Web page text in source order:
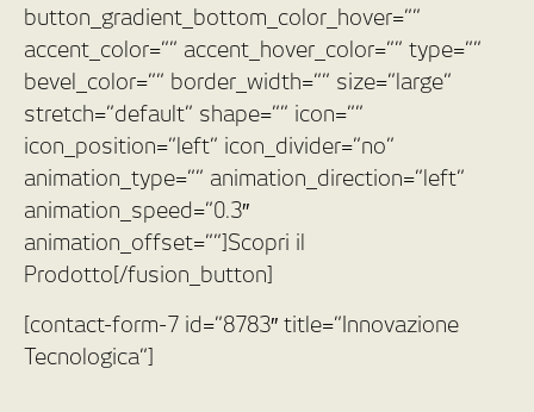
button_gradient_bottom_color_hover=””
accent_color=”” accent_hover_color=”” type=””
bevel_color=”” border_width=”” size=”large”
stretch=”default” shape=”” icon=””
icon_position=”left” icon_divider=”no”
animation_type=”” animation_direction=”left”
animation_speed=”0.3″
animation_offset=””]Scopri il
Prodotto[/fusion_button]
[contact-form-7 id=”8783″ title=”Innovazione
Tecnologica”]